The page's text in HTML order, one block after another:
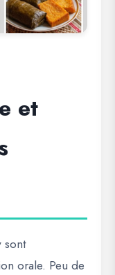
et
sont
orale. Peu de